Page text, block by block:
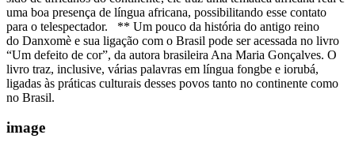
uma boa presença de língua africana, possibilitando esse contato
para o telespectador. ** Um pouco da história do antigo reino
do Danxomè e sua ligação com o Brasil pode ser acessada no livro
“Um defeito de cor”, da autora brasileira Ana Maria Gonçalves. O
livro traz, inclusive, várias palavras em língua fongbe e iorubá,
ligadas às práticas culturais desses povos tanto no continente como
no Brasil.
image